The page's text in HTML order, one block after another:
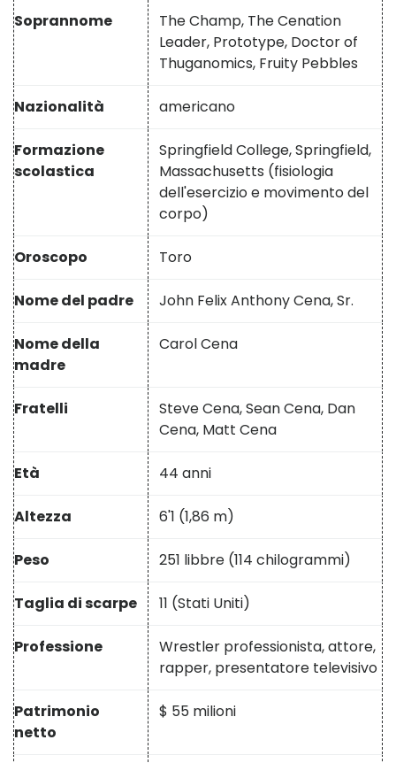
Soprannome
The Champ, The Cenation
Leader, Prototype, Doctor of
Thuganomics, Fruity Pebbles
Nazionalità americano
Formazione
scolastica
Springfield College, Springfield,
Massachusetts (fisiologia
dell'esercizio e movimento del
corpo)
Oroscopo Toro
Nome del padre John Felix Anthony Cena, Sr.
Nome della
madre
Carol Cena
Fratelli
Steve Cena, Sean Cena, Dan
Cena, Matt Cena
Età 44 anni
Altezza 6'1 (1,86 m)
Peso 251 libbre (114 chilogrammi)
Taglia di scarpe 11 (Stati Uniti)
Professione
Wrestler professionista, attore,
rapper, presentatore televisivo
Patrimonio
netto
$ 55 milioni